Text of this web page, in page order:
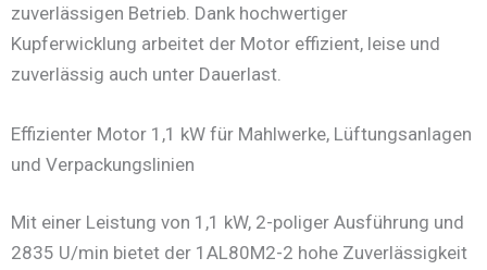
zuverlässigen Betrieb. Dank hochwertiger
Kupferwicklung arbeitet der Motor effizient, leise und
zuverlässig auch unter Dauerlast.
Effizienter Motor 1,1 kW für Mahlwerke, Lüftungsanlagen
und Verpackungslinien
Mit einer Leistung von 1,1 kW, 2-poliger Ausführung und
2835 U/min bietet der 1AL80M2-2 hohe Zuverlässigkeit